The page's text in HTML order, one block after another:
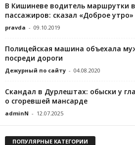
В Кишиневе водитель маршрутки
пассажиров: сказал «Доброе
pravda - 09.10.2019
Полицейская машина объехала
посреди дороги
Дежурный по сайту - 04.08.2020
Скандал в Дурлештах: обыски у
о сгоревшей мансарде
adminN - 12.07.2025
ПОПУЛЯРНЫЕ КАТЕГОРИИ